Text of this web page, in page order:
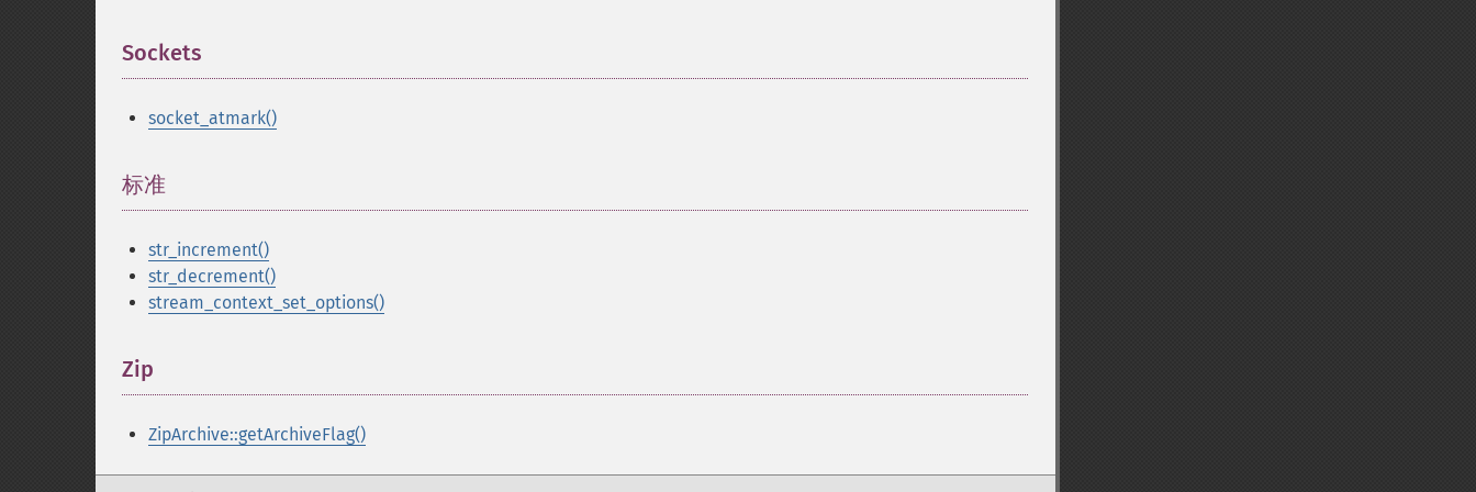
Sockets
socket_atmark()
标准
str_increment()
str_decrement()
stream_context_set_options()
Zip
ZipArchive::getArchiveFlag()